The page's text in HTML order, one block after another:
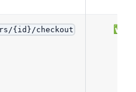
{id}/checkout ✅